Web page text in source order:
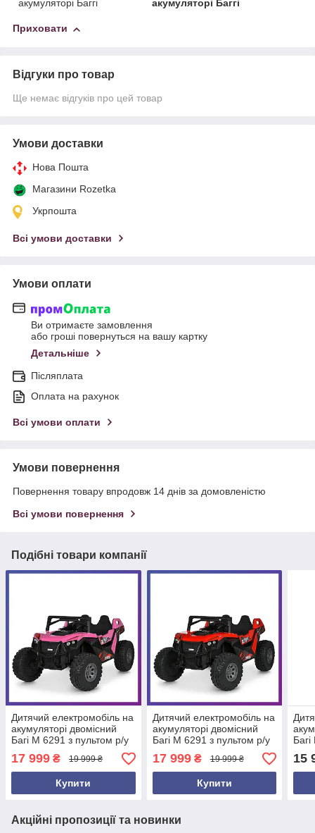
акумуляторі Баггі акумуляторі Баггі
Приховати
Відгуки про товар
Ще немає відгуків про цей товар
Умови доставки
Нова Пошта
Магазини Rozetka
Укрпошта
Всі умови доставки
Умови оплати
Ви отримаєте замовлення
або гроші повернуться на вашу картку
Детальніше
Післяплата
Оплата на рахунок
Всі умови оплати
Умови повернення
Повернення товару впродовж 14 днів за домовленістю
Всі умови повернення
Подібні товари компанії
Дитячий електромобіль на
акумуляторі двомісний
Багі M 6291 з пультом р/у
для дітей 3-8 років
Рожевий
17 999 ₴ 19 999 ₴
Купити
Дитячий електромобіль на
акумуляторі двомісний
Багі M 6291 з пультом р/у
для дітей 3-8 років
Червоний
17 999₴ 19 999 ₴
Купити
для
15
Акційні пропозиції та новинки